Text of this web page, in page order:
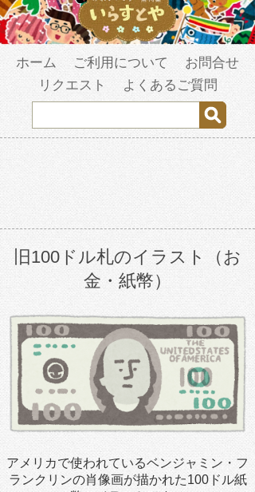
ホーム ご利用について
お問合せ
リクエスト
よくあるご質問
旧100ドル札のイラスト（お
金・紙幣）
アメリカで使われているベンジャミン・フ
ランクリンの肖像画が描かれた100ドル紙